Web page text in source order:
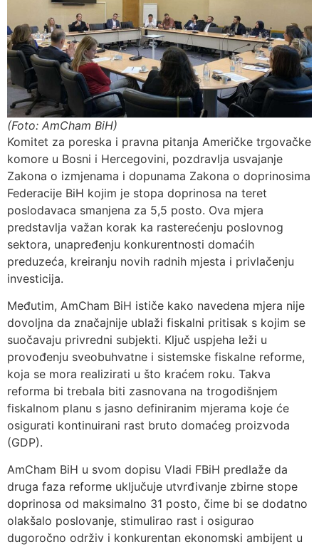
(Foto: AmCham BiH)
Komitet za poreska i pravna pitanja Američke trgovačke
komore u Bosni i Hercegovini, pozdravlja usvajanje
Zakona o izmjenama i dopunama Zakona o doprinosima
Federacije BiH kojim je stopa doprinosa na teret
poslodavaca smanjena za 5,5 posto. Ova mjera
predstavlja važan korak ka rasterećenju poslovnog
sektora, unapređenju konkurentnosti domaćih
preduzeća, kreiranju novih radnih mjesta i privlačenju
investicija.
Međutim, AmCham BiH ističe kako navedena mjera nije
dovoljna da značajnije ublaži fiskalni pritisak s kojim se
suočavaju privredni subjekti. Ključ uspjeha leži u
provođenju sveobuhvatne i sistemske fiskalne reforme,
koja se mora realizirati u što kraćem roku. Takva
reforma bi trebala biti zasnovana na trogodišnjem
fiskalnom planu s jasno definiranim mjerama koje će
osigurati kontinuirani rast bruto domaćeg proizvoda
(GDP).
AmCham BiH u svom dopisu Vladi FBiH predlaže da
druga faza reforme uključuje utvrđivanje zbirne stope
doprinosa od maksimalno 31 posto, čime bi se dodatno
olakšalo poslovanje, stimulirao rast i osigurao
dugoročno održiv i konkurentan ekonomski ambijent u